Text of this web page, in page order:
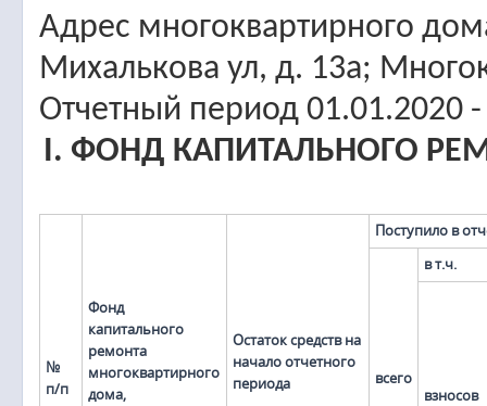
Адрес многоквартирного
Михалькова ул, д. 13а;
Отчетный период 01.01.2020
I. ФОНД КАПИТАЛЬНОГО
№
п/п
Фонд
капитального
ремонта
многоквартирного
дома,
Остаток средств на
начало отчетного
периода
Поступило в
всего
в т.ч.
взносов